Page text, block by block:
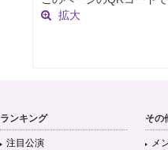
拡大
ランキング
注目公演
その
メ